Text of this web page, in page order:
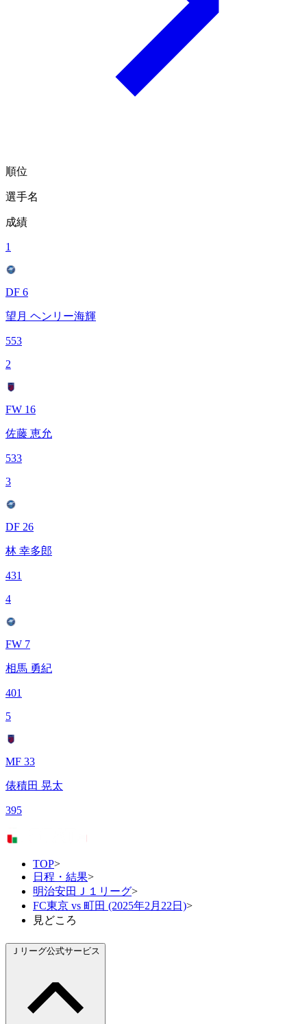
順位
選手名
成績
1
DF 6
望月 ヘンリー海輝
553
2
FW 16
佐藤 恵允
533
3
DF 26
林 幸多郎
431
4
FW 7
相馬 勇紀
401
5
MF 33
俵積田 晃太
395
TOP>
日程・結果>
明治安田Ｊ１リーグ>
FC東京 vs 町田 (2025年2月22日)>
見どころ
Ｊリーグ公式サービス